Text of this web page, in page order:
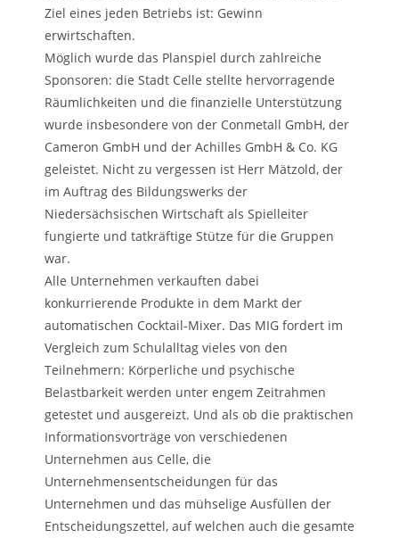
Ziel eines jeden Betriebs ist: Gewinn
erwirtschaften.
Möglich wurde das Planspiel durch zahlreiche
Sponsoren: die Stadt Celle stellte hervorragende
Räumlichkeiten und die finanzielle Unterstützung
wurde insbesondere von der Conmetall GmbH, der
Cameron GmbH und der Achilles GmbH & Co. KG
geleistet. Nicht zu vergessen ist Herr Mätzold, der
im Auftrag des Bildungswerks der
Niedersächsischen Wirtschaft als Spielleiter
fungierte und tatkräftige Stütze für die Gruppen
war.
Alle Unternehmen verkauften dabei
konkurrierende Produkte in dem Markt der
automatischen Cocktail-Mixer. Das MIG fordert im
Vergleich zum Schulalltag vieles von den
Teilnehmern: Körperliche und psychische
Belastbarkeit werden unter engem Zeitrahmen
getestet und ausgereizt. Und als ob die praktischen
Informationsvorträge von verschiedenen
Unternehmen aus Celle, die
Unternehmensentscheidungen für das
Unternehmen und das mühselige Ausfüllen der
Entscheidungszettel, auf welchen auch die gesamte